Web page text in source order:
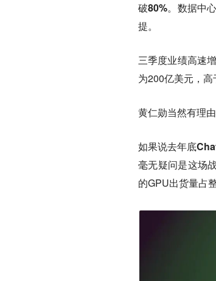
破80%。 数据中
提。
三季度业绩高速
为200亿美元，高
黄仁勋当然有理由
如果说去年底
毫无疑问是这场
的GPU出货量占